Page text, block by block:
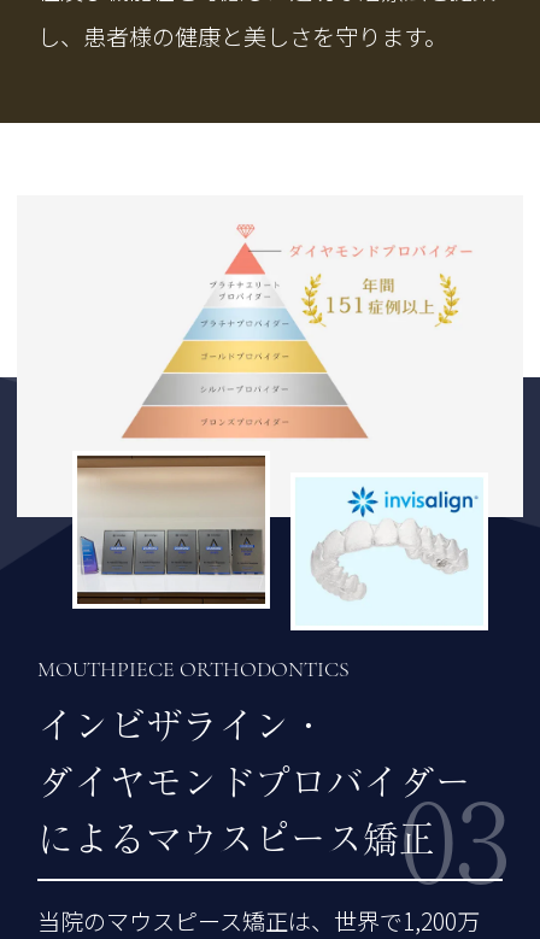
し、患者様の健康と美しさを守ります。
MOUTHPIECE ORTHODONTICS
インビザライン・
ダイヤモンドプロバイダー
によるマウスピース矯正03
当院のマウスピース矯正は、世界で1,200万